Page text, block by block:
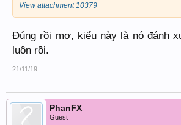
View attachment 10379
Đúng rồi mợ, kiểu này là nó đánh
luôn rồi.
21/11/19
PhanFX
Guest